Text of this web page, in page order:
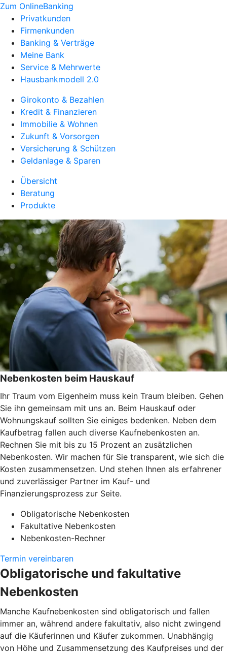
Zum OnlineBanking
Privatkunden
Firmenkunden
Banking & Verträge
Meine Bank
Service & Mehrwerte
Hausbankmodell 2.0
Girokonto & Bezahlen
Kredit & Finanzieren
Immobilie & Wohnen
Zukunft & Vorsorgen
Versicherung & Schützen
Geldanlage & Sparen
Übersicht
Beratung
Produkte
Nebenkosten beim Hauskauf
Ihr Traum vom Eigenheim muss kein Traum bleiben. Gehen
Sie ihn gemeinsam mit uns an. Beim Hauskauf oder
Wohnungskauf sollten Sie einiges bedenken. Neben dem
Kaufbetrag fallen auch diverse Kaufnebenkosten an.
Rechnen Sie mit bis zu 15 Prozent an zusätzlichen
Nebenkosten. Wir machen für Sie transparent, wie sich die
Kosten zusammensetzen. Und stehen Ihnen als erfahrener
und zuverlässiger Partner im Kauf- und
Finanzierungsprozess zur Seite.
Obligatorische Nebenkosten
Fakultative Nebenkosten
Nebenkosten-Rechner
Termin vereinbaren
Obligatorische und fakultative
Nebenkosten
Manche Kaufnebenkosten sind obligatorisch und fallen
immer an, während andere fakultativ, also nicht zwingend
auf die Käuferinnen und Käufer zukommen. Unabhängig
von Höhe und Zusammensetzung des Kaufpreises und der